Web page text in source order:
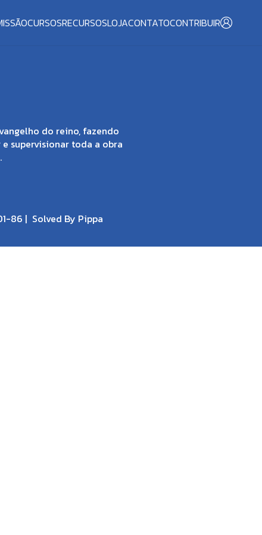
CURSOSRECURSOSLOJACONTATOCONTRIBUIR
do reino, fazendo
supervisionar toda a obra
86 | Solved By Pippa